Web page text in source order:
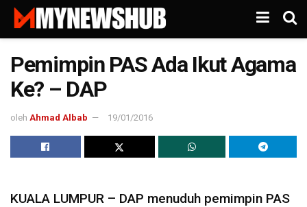
Pemimpin PAS Ada Ikut Agama
Ke? – DAP
oleh Ahmad Albab 19/01/2016
KUALA LUMPUR – DAP menuduh pemimpin PAS